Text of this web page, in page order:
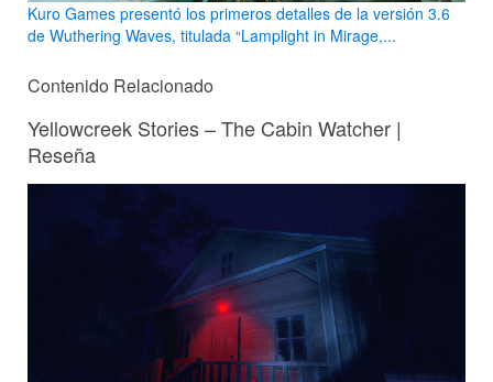
Kuro Games presentó los primeros detalles de la versión 3.6
de Wuthering Waves, titulada “Lamplight in Mirage,...
Contenido Relacionado
Yellowcreek Stories – The Cabin Watcher |
Reseña